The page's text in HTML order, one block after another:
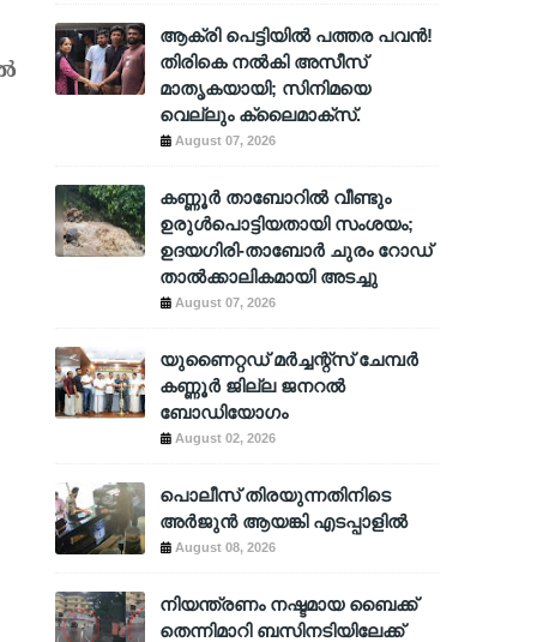
ആക്രി പെട്ടിയിൽ പത്തര പവൻ!
തിരികെ നൽകി അസീസ്
മാതൃകയായി; സിനിമയെ
വെല്ലും ക്ലൈമാക്സ്.
August 07, 2026
കണ്ണൂർ താബോറിൽ വീണ്ടും
ഉരുൾപൊട്ടിയതായി സംശയം;
ഉദയഗിരി-താബോർ ചുരം റോഡ്
താൽക്കാലികമായി അടച്ചു
August 07, 2026
യുണൈറ്റഡ് മർച്ചന്റ്സ് ചേമ്പർ
കണ്ണൂർ ജില്ല ജനറൽ
ബോഡിയോഗം
August 02, 2026
പൊലീസ് തിരയുന്നതിനിടെ
അര്‍ജുന്‍ ആയങ്കി എടപ്പാളില്‍
August 08, 2026
നിയന്ത്രണം നഷ്ടമായ ബൈക്ക്
തെന്നിമാറി ബസിനടിയിലേക്ക്